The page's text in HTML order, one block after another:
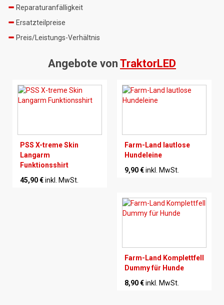
Reparaturanfälligkeit
Ersatzteilpreise
Preis/Leistungs-Verhältnis
Angebote von TraktorLED
PSS X-treme Skin
Langarm
Funktionsshirt
45,90 €inkl. MwSt.
Farm-Land lautlose
Hundeleine
9,90 €inkl. MwSt.
Farm-Land Komplettfell
Dummy für Hunde
8,90 €inkl. MwSt.